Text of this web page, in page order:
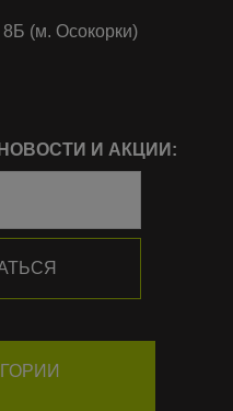
8Б (м. Осокорки)
И АКЦИИ: